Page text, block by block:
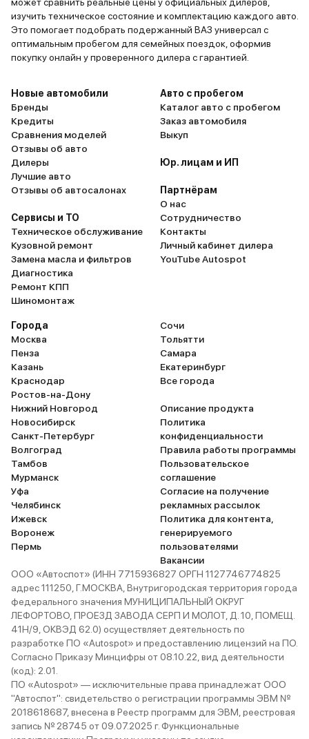
изучить техническое состояние и комплектацию каждого авто.
Это помогает подобрать подержанный ВАЗ универсал с
оптимальным пробегом для семейных поездок, оформив
покупку онлайн у проверенного дилера с гарантией.
Новые автомобили
Бренды
Кредиты
Сравнения моделей
Отзывы об авто
Дилеры
Лучшие авто
Отзывы об автосалонах
Сервисы и ТО
Техническое обслуживание
Кузовной ремонт
Замена масла и фильтров
Диагностика
Ремонт КПП
Шиномонтаж
Авто с пробегом
Каталог авто с пробегом
Заказ автомобиля
Выкуп
Юр. лицам и ИП
Партнёрам
О нас
Сотрудничество
Контакты
Личный кабинет дилера
YouTube Autospot
Города
Москва
Пенза
Казань
Краснодар
Ростов-на-Дону
Нижний Новгород
Новосибирск
Санкт-Петербург
Волгоград
Тамбов
Мурманск
Уфа
Челябинск
Ижевск
Воронеж
Пермь
Сочи
Тольятти
Самара
Екатеринбург
Все города
Описание продукта
Политика
конфиденциальности
Правила работы программы
Пользовательское
соглашение
Согласие на получение
рекламных рассылок
Политика для контента,
генерируемого
пользователями
Вакансии
ООО «Автоспот» (ИНН 7715936827 ОРГН 1127746774825
адрес 111250, Г.МОСКВА, Внутригородская территория города
федерального значения МУНИЦИПАЛЬНЫЙ ОКРУГ
ЛЕФОРТОВО, ПРОЕЗД ЗАВОДА СЕРП И МОЛОТ, Д. 10, ПОМЕЩ.
41Н/9, ОКВЭД 62.0) осуществляет деятельность по
разработке ПО «Autospot» и предоставлению лицензий на ПО.
Согласно Приказу Минцифры от 08.10.22, вид деятельности
(код): 2.01.
ПО «Autospot» — исключительные права принадлежат ООО
"Автоспот": свидетельство о регистрации программы ЭВМ №
2018618687, внесена в Реестр программ для ЭВМ, реестровая
запись № 28745 от 09.07.2025 г. Функциональные